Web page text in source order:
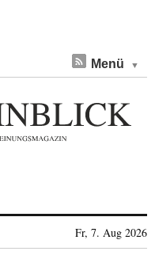
Menü
Fr, 7. Aug 2026